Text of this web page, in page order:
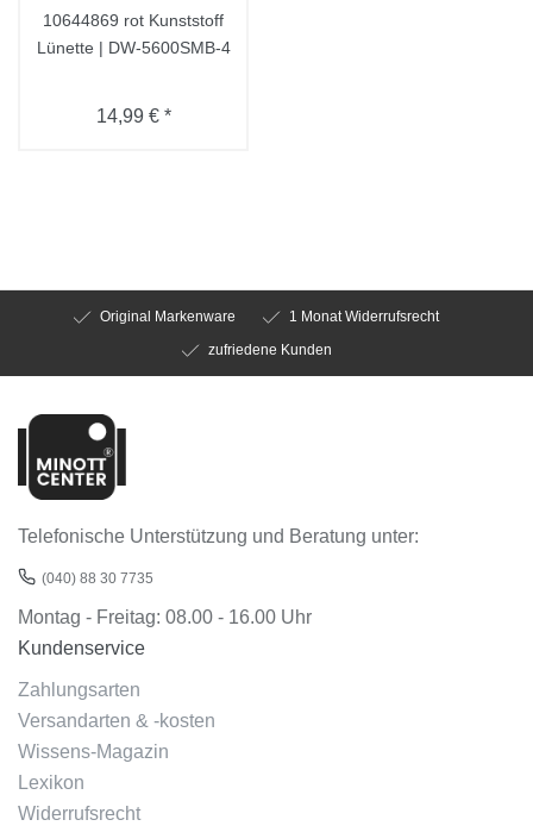
10644869 rot Kunststoff
Lünette | DW-5600SMB-4
14,99 € *
Original Markenware
1 Monat Widerrufsrecht
zufriedene Kunden
Telefonische Unterstützung und Beratung unter:
(040) 88 30 7735
Montag - Freitag: 08.00 - 16.00 Uhr
Kundenservice
Zahlungsarten
Versandarten & -kosten
Wissens-Magazin
Lexikon
Widerrufsrecht